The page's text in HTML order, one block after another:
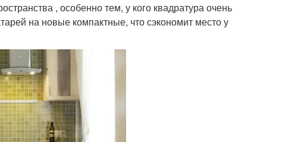
, особенно тем, у кого квадратура очень
на новые компактные, что сэкономит место у